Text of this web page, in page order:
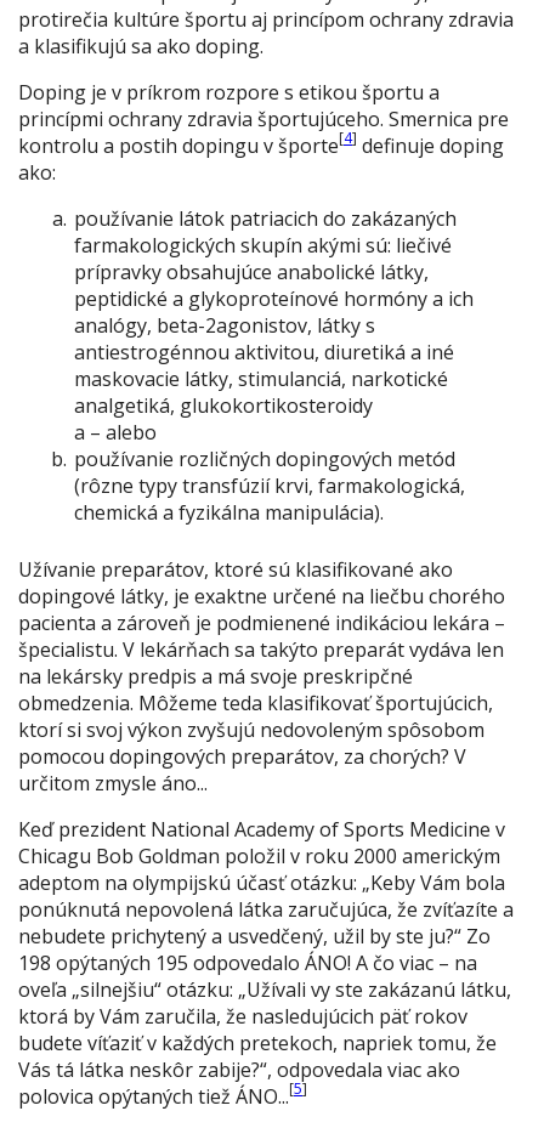
protirečia kultúre športu aj princípom ochrany zdravia
a klasifikujú sa ako doping.
Doping je v príkrom rozpore s etikou športu a
princípmi ochrany zdravia športujúceho. Smernica pre
kontrolu a postih dopingu v športe[4] definuje doping
ako:
používanie látok patriacich do zakázaných
farmakologických skupín akými sú: liečivé
prípravky obsahujúce anabolické látky,
peptidické a glykoproteínové hormóny a ich
analógy, beta-2agonistov, látky s
antiestrogénnou aktivitou, diuretiká a iné
maskovacie látky, stimulanciá, narkotické
analgetiká, glukokortikosteroidy
a – alebo
používanie rozličných dopingových metód
(rôzne typy transfúzií krvi, farmakologická,
chemická a fyzikálna manipulácia).
Užívanie preparátov, ktoré sú klasifikované ako
dopingové látky, je exaktne určené na liečbu chorého
pacienta a zároveň je podmienené indikáciou lekára –
špecialistu. V lekárňach sa takýto preparát vydáva len
na lekársky predpis a má svoje preskripčné
obmedzenia. Môžeme teda klasifikovať športujúcich,
ktorí si svoj výkon zvyšujú nedovoleným spôsobom
pomocou dopingových preparátov, za chorých? V
určitom zmysle áno...
Keď prezident National Academy of Sports Medicine v
Chicagu Bob Goldman položil v roku 2000 americkým
adeptom na olympijskú účasť otázku: „Keby Vám bola
ponúknutá nepovolená látka zaručujúca, že zvíťazíte a
nebudete prichytený a usvedčený, užil by ste ju?“ Zo
198 opýtaných 195 odpovedalo ÁNO! A čo viac – na
oveľa „silnejšiu“ otázku: „Užívali vy ste zakázanú látku,
ktorá by Vám zaručila, že nasledujúcich päť rokov
budete víťaziť v každých pretekoch, napriek tomu, že
Vás tá látka neskôr zabije?“, odpovedala viac ako
polovica opýtaných tiež ÁNO...[5]